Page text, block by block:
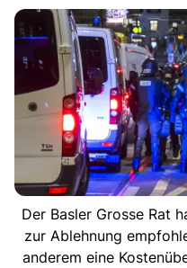
Der Basler Grosse Rat
zur Ablehnung
anderem eine